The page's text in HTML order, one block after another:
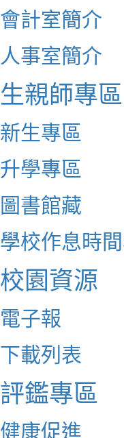
會計室簡介
人事室簡介
生親師專區
新生專區
升學專區
圖書館藏
學校作息時
校園資源
電子報
下載列表
評鑑專區
健康促進